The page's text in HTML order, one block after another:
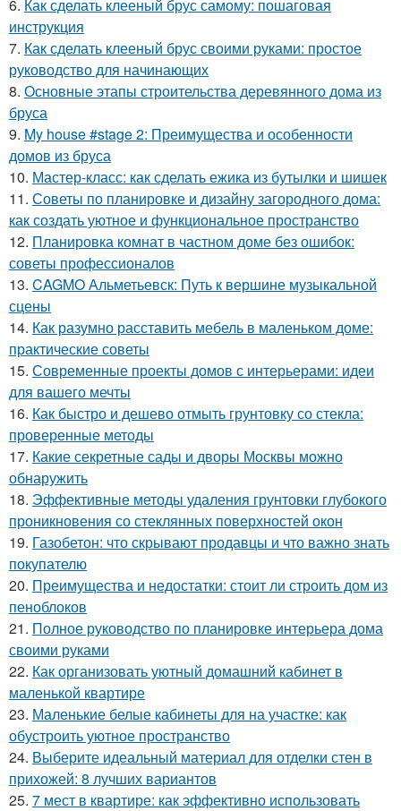
6. Как сделать клееный брус самому: пошаговая
инструкция
7. Как сделать клееный брус своими руками: простое
руководство для начинающих
8. Основные этапы строительства деревянного дома из
бруса
9. My house #stage 2: Преимущества и особенности
домов из бруса
10. Мастер-класс: как сделать ежика из бутылки и шишек
11. Советы по планировке и дизайну загородного дома:
как создать уютное и функциональное пространство
12. Планировка комнат в частном доме без ошибок:
советы профессионалов
13. CAGMO Альметьевск: Путь к вершине музыкальной
сцены
14. Как разумно расставить мебель в маленьком доме:
практические советы
15. Современные проекты домов с интерьерами: идеи
для вашего мечты
16. Как быстро и дешево отмыть грунтовку со стекла:
проверенные методы
17. Какие секретные сады и дворы Москвы можно
обнаружить
18. Эффективные методы удаления грунтовки глубокого
проникновения со стеклянных поверхностей окон
19. Газобетон: что скрывают продавцы и что важно знать
покупателю
20. Преимущества и недостатки: стоит ли строить дом из
пеноблоков
21. Полное руководство по планировке интерьера дома
своими руками
22. Как организовать уютный домашний кабинет в
маленькой квартире
23. Маленькие белые кабинеты для на участке: как
обустроить уютное пространство
24. Выберите идеальный материал для отделки стен в
прихожей: 8 лучших вариантов
25. 7 мест в квартире: как эффективно использовать